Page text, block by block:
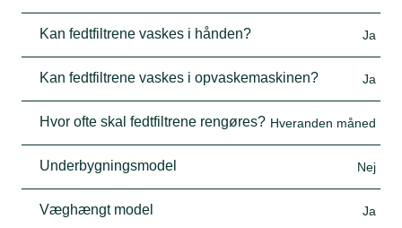
Kan fedtfiltrene vaskes i hånden? Ja
Kan fedtfiltrene vaskes i opvaskemaskinen? Ja
Hvor ofte skal fedtfiltrene rengøres? Hveranden måned
Underbygningsmodel Nej
Væghængt model Ja